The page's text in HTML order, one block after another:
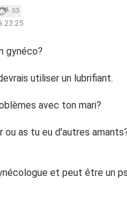
53
23:25
gynéco?
utiliser un lubrifiant.
avec ton mari?
ou as tu eu d'autres
et peut être un